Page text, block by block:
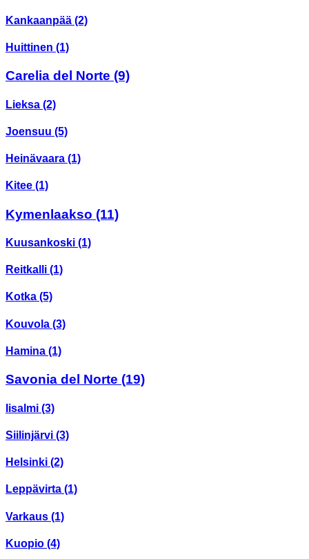
Kankaanpää (2)
Huittinen (1)
Carelia del Norte (9)
Lieksa (2)
Joensuu (5)
Heinävaara (1)
Kitee (1)
Kymenlaakso (11)
Kuusankoski (1)
Reitkalli (1)
Kotka (5)
Kouvola (3)
Hamina (1)
Savonia del Norte (19)
Iisalmi (3)
Siilinjärvi (3)
Helsinki (2)
Leppävirta (1)
Varkaus (1)
Kuopio (4)